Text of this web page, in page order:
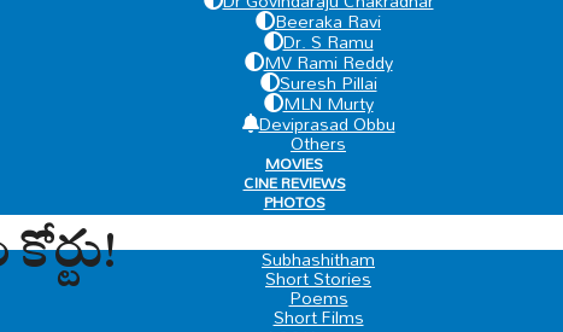
Beeraka Ravi
Dr. S Ramu
MV Rami Reddy
Suresh Pillai
MLN Murty
Deviprasad Obbu
Others
MOVIES
CINE REVIEWS
PHOTOS
VIDEOS
Subhashitham
Short Stories
Poems
Short Films